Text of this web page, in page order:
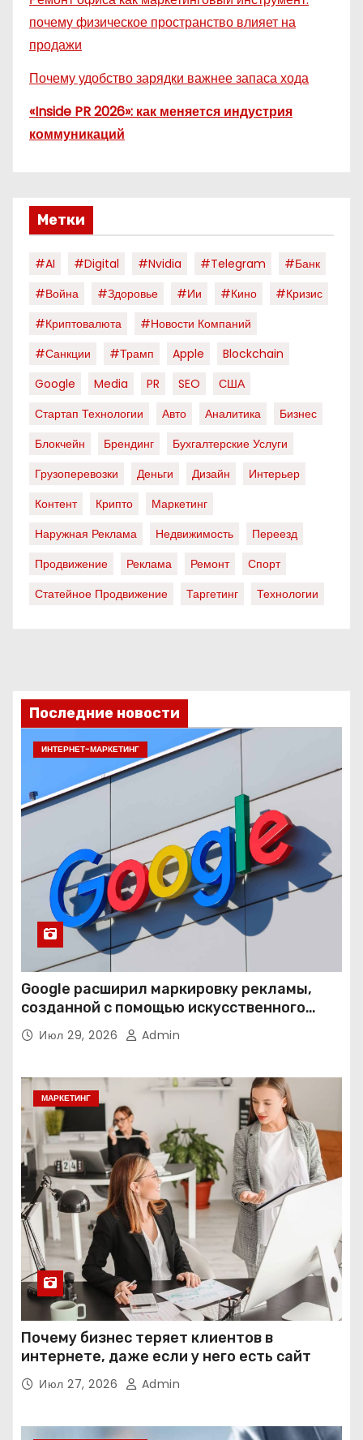
почему физическое пространство влияет на
продажи
Почему удобство зарядки важнее запаса хода
«Inside PR 2026»: как меняется индустрия
коммуникаций
Метки
#AI #digital #nvidia #telegram
#банк
#война
#здоровье #ии #кино
#кризис
#криптовалюта
#новости Компаний
#санкции
#трамп Apple
Blockchain
Google
Media PR SEO
США
Стартап Технологии
Авто Аналитика
Бизнес
Блокчейн
Брендинг
Бухгалтерские Услуги
Грузоперевозки
Деньги Дизайн
Интерьер
Контент
Крипто
Маркетинг
Наружная Реклама
Недвижимость
Переезд
Продвижение
Реклама Ремонт
Спорт
Статейное Продвижение
Таргетинг Технологии
Последние новости
ИНТЕРНЕТ-МАРКЕТИНГ
Google расширил маркировку рекламы,
созданной с помощью искусственного
интеллекта
Июл 29, 2026 Admin
МАРКЕТИНГ
Почему бизнес теряет клиентов в
интернете, даже если у него есть сайт
Июл 27, 2026 Admin